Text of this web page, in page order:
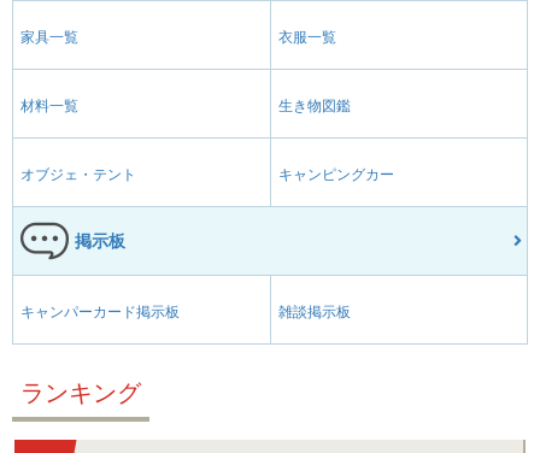
家具一覧 衣服一覧
材料一覧 生き物図鑑
オブジェ・テント キャンピングカー
掲示板
キャンパーカード掲示板 雑談掲示板
ランキング